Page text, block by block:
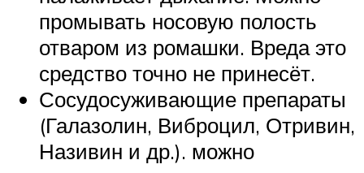
промывать носовую полость
отваром из ромашки. Вреда это
средство точно не принесёт.
Сосудосуживающие препараты
(Галазолин, Виброцил, Отривин,
Називин и др.). можно